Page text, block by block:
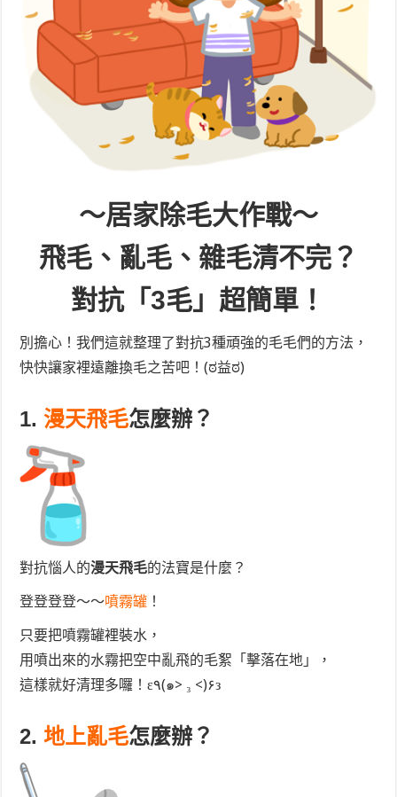
～居家除毛大作戰～
飛毛、亂毛、雜毛清不完？
對抗「3毛」超簡單！
別擔心！我們這就整理了對抗3種頑強的毛毛們的方法，
快快讓家裡遠離換毛之苦吧！(ಠ益ಠ)
1.漫天飛毛怎麼辦？
對抗惱人的漫天飛毛的法寶是什麼？
登登登登～～噴霧罐 ！
只要把噴霧罐裡裝水，
用噴出來的水霧把空中亂飛的毛絮「擊落在地」，
這樣就好清理多囉！ε٩(๑> ₃ <)۶з
2.地上亂毛怎麼辦？